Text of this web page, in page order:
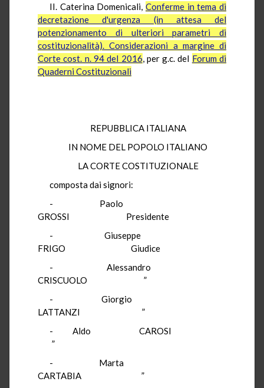
II. Caterina Domenicali, Conferme in tema di
decretazione d'urgenza (in attesa del
potenzionamento di ulteriori parametri di
costituzionalità). Considerazioni a margine di
Corte cost. n. 94 del 2016, per g.c. del Forum di
Quaderni Costituzionali
REPUBBLICA ITALIANA
IN NOME DEL POPOLO ITALIANO
LA CORTE COSTITUZIONALE
composta dai signori:
- Paolo
GROSSI Presidente
- Giuseppe
FRIGO Giudice
- Alessandro
CRISCUOLO ”
- Giorgio
LATTANZI ”
- Aldo CAROSI
”
- Marta
CARTABIA ”